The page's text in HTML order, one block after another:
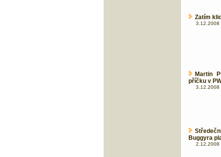
Zatím
3.12.2008
Martin
příčku v
3.12.2008
Buggyra
2.12.2008